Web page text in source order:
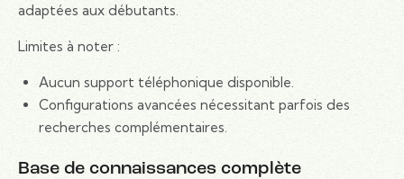
adaptées aux débutants.
Limites à noter :
Aucun support téléphonique disponible.
Configurations avancées nécessitant parfois des
recherches complémentaires.
Base de connaissances complète